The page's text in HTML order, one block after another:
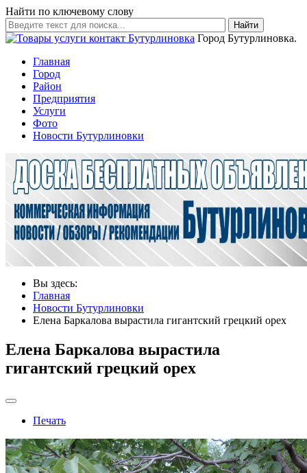
Найти по ключевому слову
Найти
Город Бутурлиновка.
Главная
Город
Район
Предприятия
Услуги
Фото
Новости Бутурлиновки
Вы здесь:
Главная
Новости Бутурлиновки
Елена Баркалова вырастила гигантский грецкий орех
Елена Баркалова вырастила
гигантский грецкий орех
Печать